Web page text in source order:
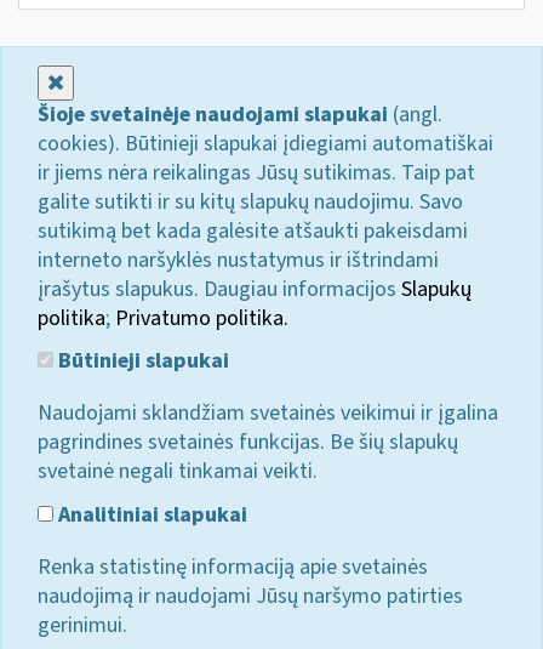
Šioje svetainėje naudojami slapukai (angl.
cookies). Būtinieji slapukai įdiegiami automatiškai
ir jiems nėra reikalingas Jūsų sutikimas. Taip pat
galite sutikti ir su kitų slapukų naudojimu. Savo
sutikimą bet kada galėsite atšaukti pakeisdami
interneto naršyklės nustatymus ir ištrindami
įrašytus slapukus. Daugiau informacijos Slapukų
politika; Privatumo politika.
Būtinieji slapukai
Naudojami sklandžiam svetainės veikimui ir įgalina
pagrindines svetainės funkcijas. Be šių slapukų
svetainė negali tinkamai veikti.
Analitiniai slapukai
Renka statistinę informaciją apie svetainės
naudojimą ir naudojami Jūsų naršymo patirties
gerinimui.